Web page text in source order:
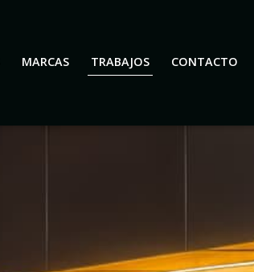
MARCAS TRABAJOS CONTACTO